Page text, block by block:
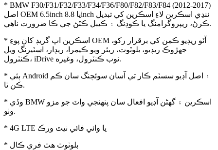
* BMW F30/F31/F32/F33/F34/F36/F80/F82/F83/F84 (2012-2017)
اصل OEM 6.5inch يا 8.8inch ننڍي اسڪرين لاءِ اسڪرين کي تبديل
ڪرڻ، ريپروگرامنگ يا ڪوڊنگ ۽ ڪيبل ڪٽڻ جي ڪا ضرورت ناهي.
* اسڪرين اپ گريڊ کان پوءِ OEM آٽو ريڊيو ڪمن کي برقرار رکو،
جهڙوڪ ريڊيو، بلوٽوت، ريئر ويو ڪيمرا، ريڊار، اسٽيرنگ ويل
ڪنٽرول، iDrive نوب ڪنٽرول، وغيره.
* ٻئي Android ۽ اصل آڊيو سسٽم ڪار تي آسان سوئچنگ سان ڪم
ڪن ٿا.
* وڏي BMW اسڪرين ۽ گھڻن آڊيو افعال سان پنھنجي واٽ جو مزو
وٺو.
* 4G LTE يا وائي فائي نيٽ ورڪ
* بلوٽوٿ هٿ فري ڪال